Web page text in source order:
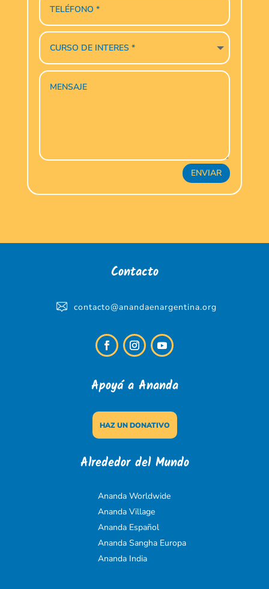
ENVIAR
Contacto
contacto@anandaenargentina.org
Apoyá a Ananda
HAZ UN DONATIVO
Alrededor del Mundo
Ananda Worldwide
Ananda Village
Ananda Español
Ananda Sangha Europa
Ananda India